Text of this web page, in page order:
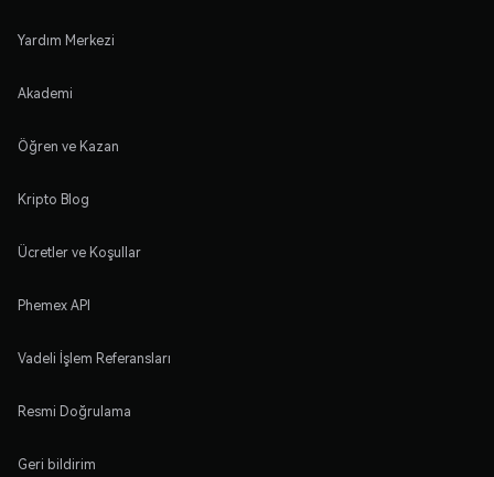
Yardım Merkezi
Akademi
Öğren ve Kazan
Kripto Blog
Ücretler ve Koşullar
Phemex API
Vadeli İşlem Referansları
Resmi Doğrulama
Geri bildirim